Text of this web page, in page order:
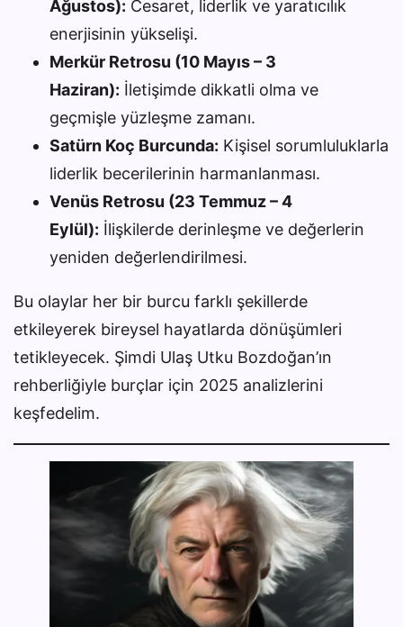
Ağustos): Cesaret, liderlik ve yaratıcılık
enerjisinin yükselişi.
Merkür Retrosu (10 Mayıs – 3
Haziran): İletişimde dikkatli olma ve
geçmişle yüzleşme zamanı.
Satürn Koç Burcunda: Kişisel sorumluluklarla
liderlik becerilerinin harmanlanması.
Venüs Retrosu (23 Temmuz – 4
Eylül): İlişkilerde derinleşme ve değerlerin
yeniden değerlendirilmesi.
Bu olaylar her bir burcu farklı şekillerde
etkileyerek bireysel hayatlarda dönüşümleri
tetikleyecek. Şimdi Ulaş Utku Bozdoğan’ın
rehberliğiyle burçlar için 2025 analizlerini
keşfedelim.